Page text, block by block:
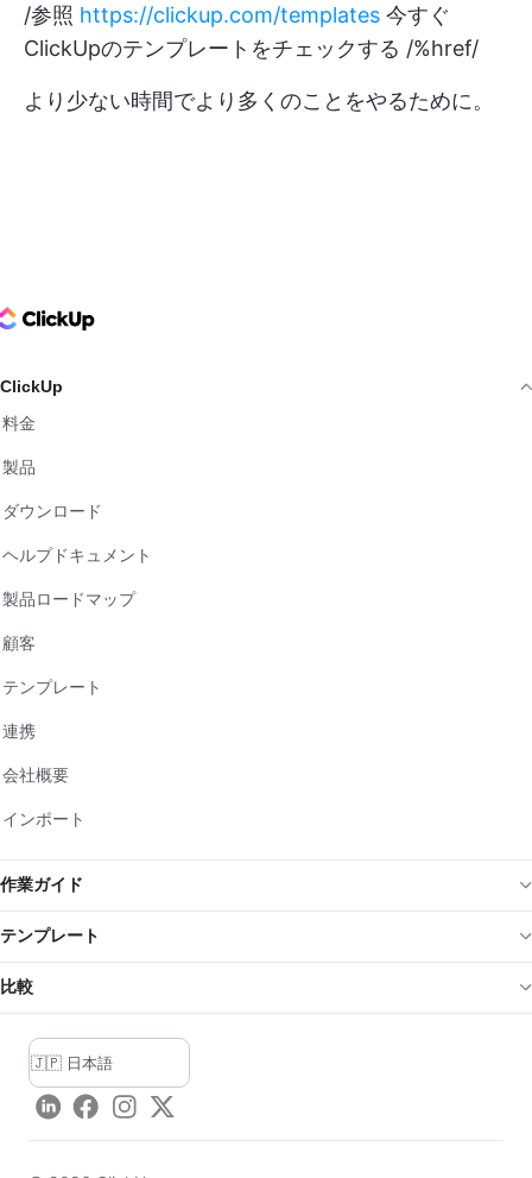
/参照 https://clickup.com/templates 今すぐ
ClickUpのテンプレートをチェックする /%href/
より少ない時間でより多くのことをやるために。
Logo
ClickUp
料金
製品
ダウンロード
ヘルプドキュメント
製品ロードマップ
顧客
テンプレート
連携
会社概要
インポート
作業ガイド
テンプレート
比較
LinkedInFacebook
Instagram
Twitter